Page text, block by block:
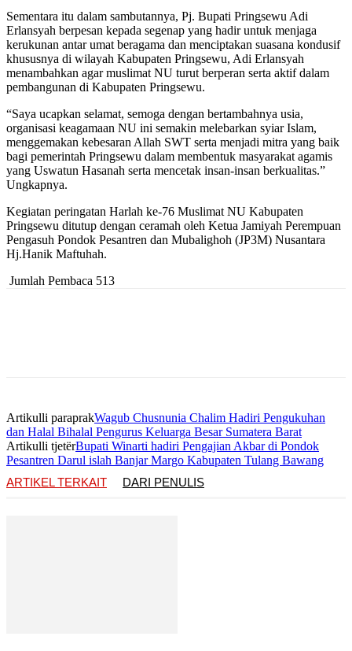
Sementara itu dalam sambutannya, Pj. Bupati Pringsewu Adi
Erlansyah berpesan kepada segenap yang hadir untuk menjaga
kerukunan antar umat beragama dan menciptakan suasana kondusif
khususnya di wilayah Kabupaten Pringsewu, Adi Erlansyah
menambahkan agar muslimat NU turut berperan serta aktif dalam
pembangunan di Kabupaten Pringsewu.
“Saya ucapkan selamat, semoga dengan bertambahnya usia,
organisasi keagamaan NU ini semakin melebarkan syiar Islam,
menggemakan kebesaran Allah SWT serta menjadi mitra yang baik
bagi pemerintah Pringsewu dalam membentuk masyarakat agamis
yang Uswatun Hasanah serta mencetak insan-insan berkualitas.”
Ungkapnya.
Kegiatan peringatan Harlah ke-76 Muslimat NU Kabupaten
Pringsewu ditutup dengan ceramah oleh Ketua Jamiyah Perempuan
Pengasuh Pondok Pesantren dan Mubalighoh (JP3M) Nusantara
Hj.Hanik Maftuhah.
Jumlah Pembaca 513
Artikulli paraprakWagub Chusnunia Chalim Hadiri Pengukuhan
dan Halal Bihalal Pengurus Keluarga Besar Sumatera Barat
Artikulli tjetërBupati Winarti hadiri Pengajian Akbar di Pondok
Pesantren Darul islah Banjar Margo Kabupaten Tulang Bawang
ARTIKEL TERKAIT
DARI PENULIS